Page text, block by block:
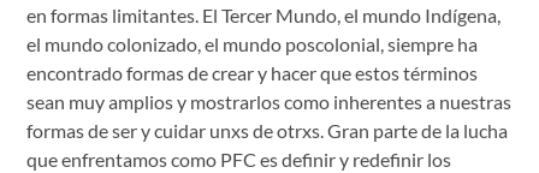
en formas limitantes. El Tercer Mundo, el mundo Indígena,
el mundo colonizado, el mundo poscolonial, siempre ha
encontrado formas de crear y hacer que estos términos
sean muy amplios y mostrarlos como inherentes a nuestras
formas de ser y cuidar unxs de otrxs. Gran parte de la lucha
que enfrentamos como PFC es definir y redefinir los